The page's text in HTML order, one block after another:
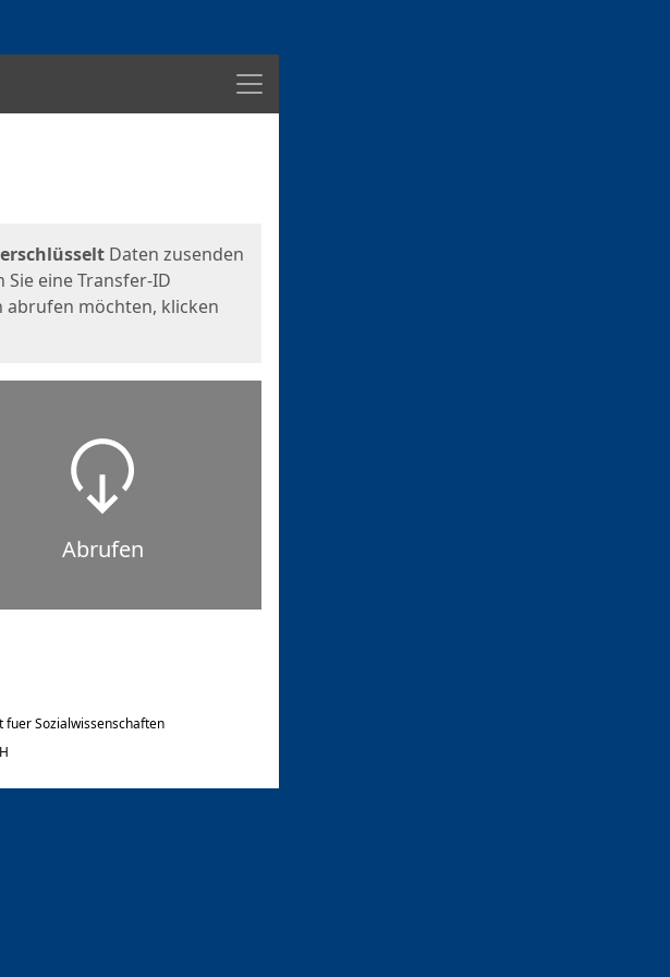
Menü
Daten zusenden
eine Transfer-ID
abrufen möchten, klicken
Abrufen
fuer Sozialwissenschaften